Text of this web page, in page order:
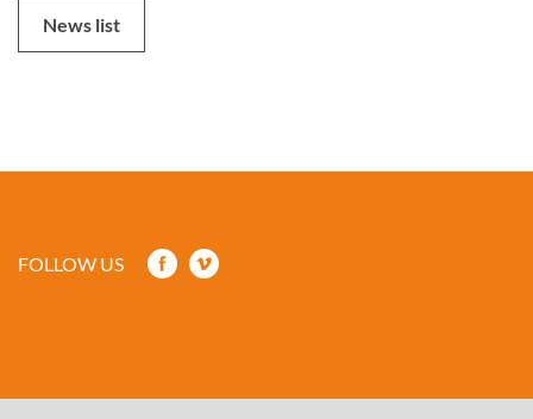
News list
FOLLOW US